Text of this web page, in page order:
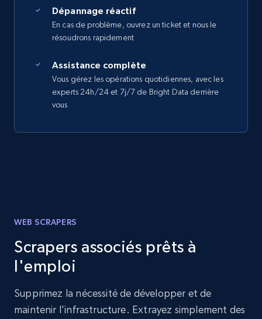
Dépannage réactif
En cas de problème, ouvrez un ticket et nous le
résoudrons rapidement
Assistance complète
Vous gérez les opérations quotidiennes, avec les
experts 24h/24 et 7j/7 de Bright Data derrière
vous
WEB SCRAPERS
Scrapers associés prêts à
l'emploi
Supprimez la nécessité de développer et de
maintenir l'infrastructure. Extrayez simplement des